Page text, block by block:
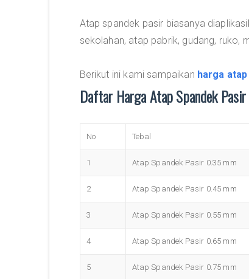
Atap spandek pasir biasanya
sekolahan, atap pabrik, gudang, ruko,
Berikut ini kami sampaikan harga
Daftar Harga Atap Spandek
No Tebal
1 Atap Spandek Pasir 0.35 mm
2 Atap Spandek Pasir 0.45 mm
3 Atap Spandek Pasir 0.55 mm
4 Atap Spandek Pasir 0.65 mm
5 Atap Spandek Pasir 0.75 mm